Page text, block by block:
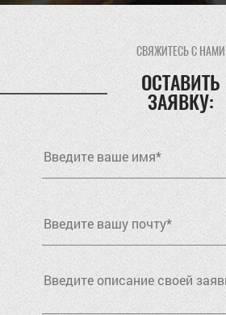
СВЯЖИТЕСЬ С НАМИ
ОСТАВИТЬ
ЗАЯВКУ: